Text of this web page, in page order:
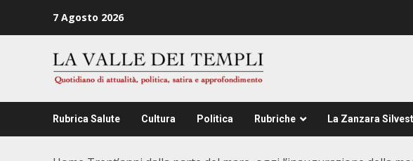
7 Agosto 2026
Rubrica Salute Cultura Politica Rubriche La Zanzara